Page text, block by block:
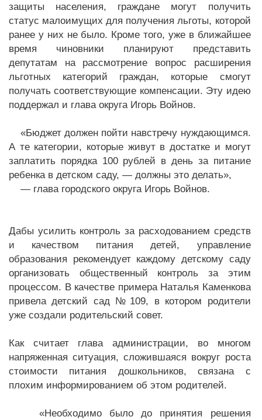
защиты населения, граждане могут получить
статус малоимущих для получения льготы, которой
ранее у них не было. Кроме того, уже в ближайшее
время чиновники планируют представить
депутатам на рассмотрение вопрос расширения
льготных категорий граждан, которые смогут
получать соответствующие компенсации. Эту идею
поддержал и глава округа Игорь Войнов.
«Бюджет должен пойти навстречу нуждающимся.
А те категории, которые живут в достатке и могут
заплатить порядка 100 рублей в день за питание
ребенка в детском саду, — должны это делать»,
— глава городского округа Игорь Войнов.
Дабы усилить контроль за расходованием средств
и качеством питания детей, управление
образования рекомендует каждому детскому саду
организовать общественный контроль за этим
процессом. В качестве примера Наталья Каменкова
привела детский сад № 109, в котором родители
уже создали родительский совет.
Как считает глава администрации, во многом
напряженная ситуация, сложившаяся вокруг роста
стоимости питания дошкольников, связана с
плохим информированием об этом родителей.
«Необходимо было до принятия решения